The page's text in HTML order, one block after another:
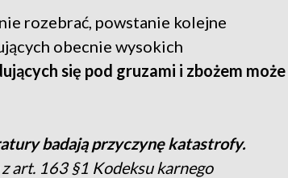
rozebrać, powstanie kolejne
obecnie wysokich
się pod gruzami i zbożem może
badają przyczynę katastrofy.
art. 163 §1 Kodeksu karnego